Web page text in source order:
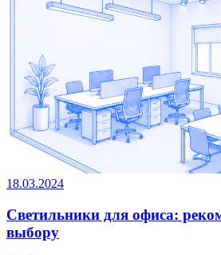
18.03.2024
Светильники для офиса:
выбору